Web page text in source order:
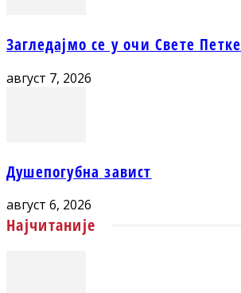
Загледајмо се у очи Свете Петке
август 7, 2026
Душепогубна завист
август 6, 2026
Најчитаније